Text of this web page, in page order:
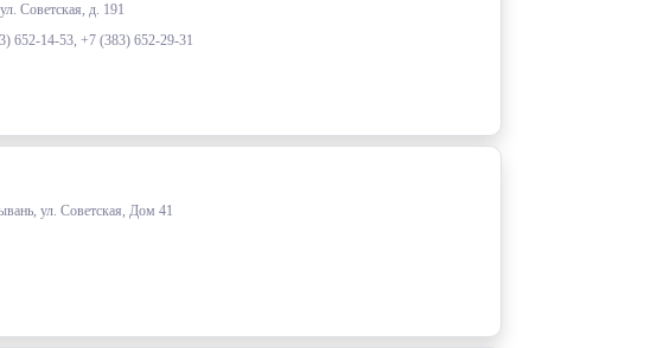
Советская, д. 191
652-14-53, +7 (383) 652-29-31
ул. Советская, Дом 41